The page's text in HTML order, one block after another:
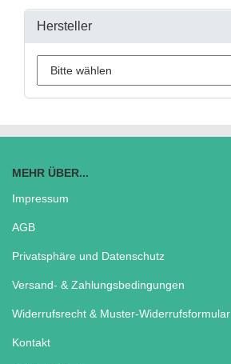
Hersteller
MEHR ÜBER...
Impressum
AGB
Privatsphäre und Datenschutz
Versand- & Zahlungsbedingungen
Widerrufsrecht & Muster-Widerrufsformular
Kontakt